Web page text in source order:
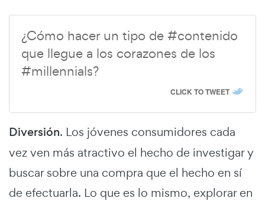
¿Cómo hacer un tipo de #contenido
que llegue a los corazones de los
#millennials?
CLICK TO TWEET
Diversión. Los jóvenes consumidores cada
vez ven más atractivo el hecho de investigar y
buscar sobre una compra que el hecho en sí
de efectuarla. Lo que es lo mismo, explorar en